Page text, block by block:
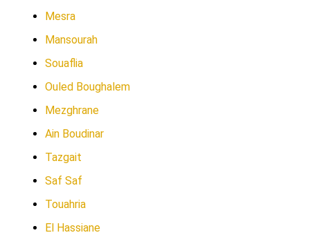
Mesra
Mansourah
Souaflia
Ouled Boughalem
Mezghrane
Ain Boudinar
Tazgait
Saf Saf
Touahria
El Hassiane